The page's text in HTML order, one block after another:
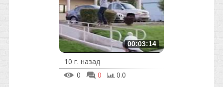
00:03:14
10 г. назад
0
0 0.0